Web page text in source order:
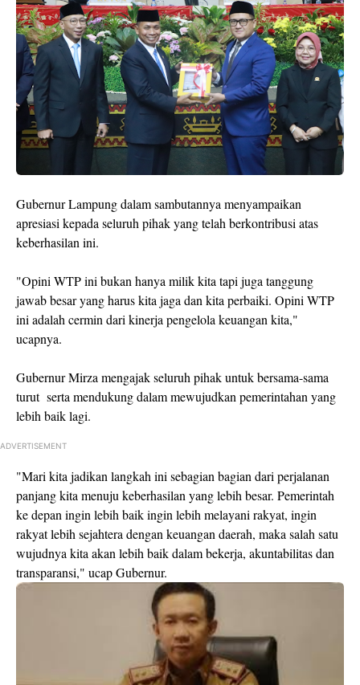
Gubernur Lampung dalam sambutannya menyampaikan
apresiasi kepada seluruh pihak yang telah berkontribusi atas
keberhasilan ini.
"Opini WTP ini bukan hanya milik kita tapi juga tanggung
jawab besar yang harus kita jaga dan kita perbaiki. Opini WTP
ini adalah cermin dari kinerja pengelola keuangan kita,"
ucapnya.
Gubernur Mirza mengajak seluruh pihak untuk bersama-sama
turut serta mendukung dalam mewujudkan pemerintahan yang
lebih baik lagi.
ADVERTISEMENT
"Mari kita jadikan langkah ini sebagian bagian dari perjalanan
panjang kita menuju keberhasilan yang lebih besar. Pemerintah
ke depan ingin lebih baik ingin lebih melayani rakyat, ingin
rakyat lebih sejahtera dengan keuangan daerah, maka salah satu
wujudnya kita akan lebih baik dalam bekerja, akuntabilitas dan
transparansi," ucap Gubernur.